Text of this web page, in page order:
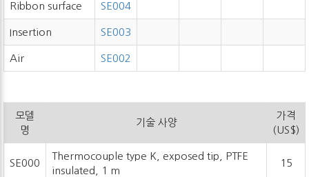
Ribbon surface SE004
Insertion SE003
Air SE002
모델
명
기술 사양
가격
(US$)
SE000
Thermocouple type K, exposed tip, PTFE
insulated, 1 m
15